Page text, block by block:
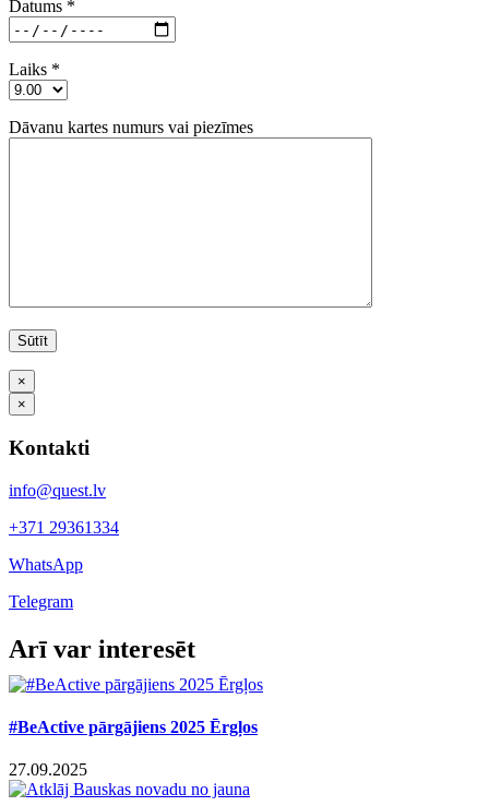
Datums *
Laiks *
Dāvanu kartes numurs vai piezīmes
×
×
Kontakti
info@quest.lv
+371 29361334
WhatsApp
Telegram
Facebook
X
LinkedIn
WhatsApp
Telegram
Threads
Vk
Email
Arī var interesēt
#BeActive pārgājiens 2025 Ērgļos
27.09.2025